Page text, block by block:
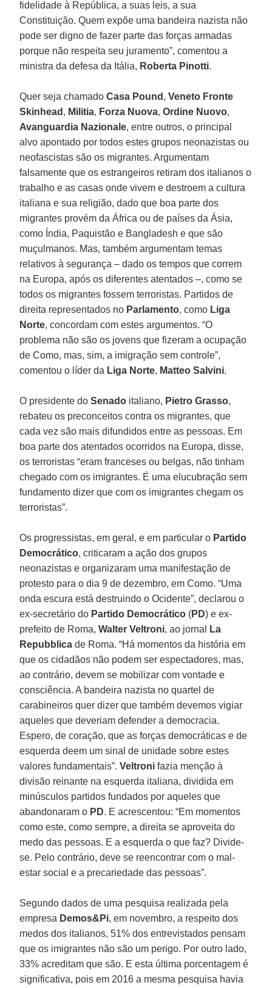
fidelidade à República, a suas leis, a sua
Constituição. Quem expõe uma bandeira nazista não
pode ser digno de fazer parte das forças armadas
porque não respeita seu juramento”, comentou a
ministra da defesa da Itália, Roberta Pinotti.
Quer seja chamadoCasa Pound ,Veneto Fronte
Skinhead , Militia, Forza Nuova,Ordine Nuovo,
Avanguardia Nazionale, entre outros, o principal
alvo apontado por todos estes grupos neonazistas ou
neofascistas são os migrantes. Argumentam
falsamente que os estrangeiros retiram dos italianos o
trabalho e as casas onde vivem e destroem a cultura
italiana e sua religião, dado que boa parte dos
migrantes provém da África ou de países da Ásia,
como Índia, Paquistão e Bangladesh e que são
muçulmanos. Mas, também argumentam temas
relativos à segurança – dado os tempos que correm
na Europa, após os diferentes atentados –, como se
todos os migrantes fossem terroristas. Partidos de
direita representados no Parlamento, como Liga
Norte, concordam com estes argumentos. “O
problema não são os jovens que fizeram a ocupação
de Como, mas, sim, a imigração sem controle”,
comentou o líder da Liga Norte, Matteo Salvini.
O presidente doSenado italiano, Pietro Grasso,
rebateu os preconceitos contra os migrantes, que
cada vez são mais difundidos entre as pessoas. Em
boa parte dos atentados ocorridos na Europa, disse,
os terroristas “eram franceses ou belgas, não tinham
chegado com os imigrantes. É uma elucubração sem
fundamento dizer que com os imigrantes chegam os
terroristas”.
Os progressistas, em geral, e em particular o Partido
Democrático, criticaram a ação dos grupos
neonazistas e organizaram uma manifestação de
protesto para o dia 9 de dezembro, em Como. “Uma
onda escura está destruindo o Ocidente”, declarou o
ex-secretário do Partido Democrático (PD) e ex-
prefeito de Roma,Walter Veltroni, ao jornal
La
Repubblica de Roma. “Há momentos da história em
que os cidadãos não podem ser espectadores, mas,
ao contrário, devem se mobilizar com vontade e
consciência. A bandeira nazista no quartel de
carabineiros quer dizer que também devemos vigiar
aqueles que deveriam defender a democracia.
Espero, de coração, que as forças democráticas e de
esquerda deem um sinal de unidade sobre estes
valores fundamentais”.Veltroni fazia menção à
divisão reinante na esquerda italiana, dividida em
minúsculos partidos fundados por aqueles que
abandonaram o PD. E acrescentou: “Em momentos
como este, como sempre, a direita se aproveita do
medo das pessoas. E a esquerda o que faz? Divide-
se. Pelo contrário, deve se reencontrar com o mal-
estar social e a precariedade das pessoas”.
Segundo dados de uma pesquisa realizada pela
empresa Demos&Pi, em novembro, a respeito dos
medos dos italianos, 51% dos entrevistados pensam
que os imigrantes não são um perigo. Por outro lado,
33% acreditam que são. E esta última porcentagem é
significativa, pois em 2016 a mesma pesquisa havia